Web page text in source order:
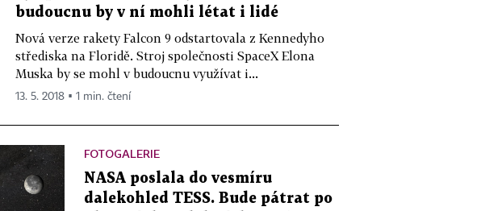
budoucnu by v ní mohli létat i lidé
Nová verze rakety Falcon 9 odstartovala z Kennedyho
střediska na Floridě. Stroj společnosti SpaceX Elona
Muska by se mohl v budoucnu využívat i...
13. 5. 2018 ▪ 1 min. čtení
FOTOGALERIE
NASA poslala do vesmíru
dalekohled TESS. Bude pátrat po